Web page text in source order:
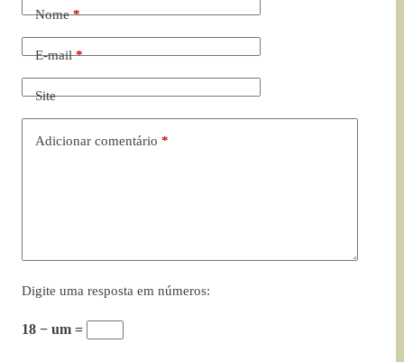
Nome*
E-mail*
Site
Adicionar comentário *
Digite uma resposta em números:
18 − um =